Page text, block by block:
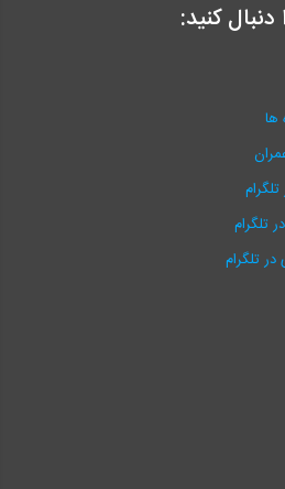
دنبال کنید:
ها
تلگرام
تلگرام